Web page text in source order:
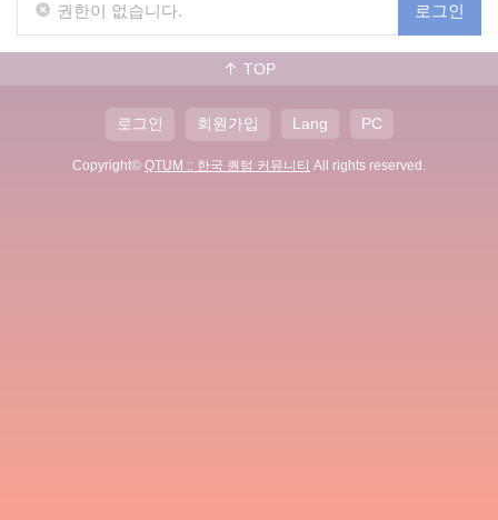
권한이 없습니다. 로그인
TOP
로그인 회원가입 Lang PC
Copyright© QTUM :: 한국 퀀텀 커뮤니티 All rights reserved.